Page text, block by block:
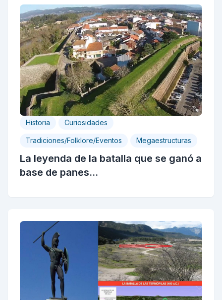
Historia Curiosidades
Tradiciones/Folklore/Eventos Megaestructuras
La leyenda de la batalla que se ganó a
base de panes...